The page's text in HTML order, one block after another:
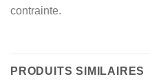
contrainte.
PRODUITS SIMILAIRES